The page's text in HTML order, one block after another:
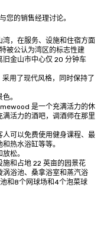
您的销售经理讨论。
，在服务、设施和住宿方面
被公认为湾区的标志性建
旧金山市中心仅 20 分钟车
用了现代风格，同时保持了
。
是一个充满活力的休
活力的酒吧，调酒师在那里
可以免费使用健身课程、最
热水浴缸等等。
松。
施和占地 22 英亩的园景花
涡浴池、桑拿浴室和蒸汽浴
和8个网球场和4个泡菜球